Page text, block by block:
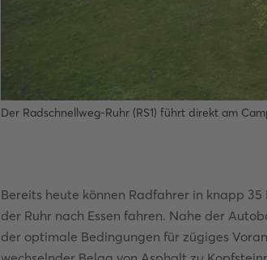
Der Radschnellweg-Ruhr (RS1) führt direkt am
Bereits heute können Radfahrer in knapp
der Ruhr nach Essen fahren. Nahe der
der optimale Bedingungen für zügiges